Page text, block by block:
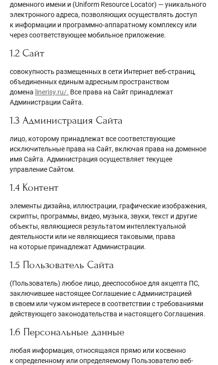
доменного имени и (Uniform Resource Locator) — уникального
электронного адреса, позволяющих осуществлять доступ
к информации и программно-аппаратному комплексу или
через соответствующее мобильное приложение.
1.2 Сайт
совокупность размещенных в сети Интернет веб-страниц,
объединенных единым адресным пространством
домена linerisy.ru/. Все права на Сайт принадлежат
Администрации Сайта.
1.3 Администрация Сайта
лицо, которому принадлежат все соответствующие
исключительные права на Сайт, включая права на доменное
имя Сайта. Администрация осуществляет текущее
управление Сайтом.
1.4 Контент
элементы дизайна, иллюстрации, графические изображения,
скрипты, программы, видео, музыка, звуки, текст и другие
объекты, являющиеся результатом интеллектуальной
деятельности или не являющиеся таковыми, права
на которые принадлежат Администрации.
1.5 Пользователь Сайта
(Пользователь) любое лицо, дееспособное для акцепта ПС,
заключившее настоящее Соглашение с Администрацией
в своем или чужом интересе в соответствии с требованиями
действующего законодательства и настоящего Соглашения.
1.6 Персональные данные
любая информация, относящаяся прямо или косвенно
к определенному или определяемому Пользователю веб-